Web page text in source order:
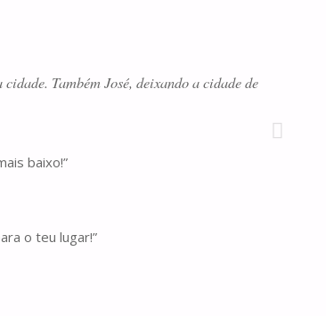
Também José, deixando a cidade de
baixo!”
o teu lugar!”